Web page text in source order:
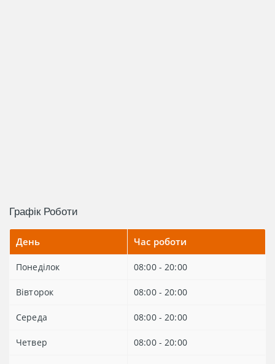
Графік Роботи
День Час роботи
Понеділок 08:00 - 20:00
Вівторок 08:00 - 20:00
Середа 08:00 - 20:00
Четвер 08:00 - 20:00